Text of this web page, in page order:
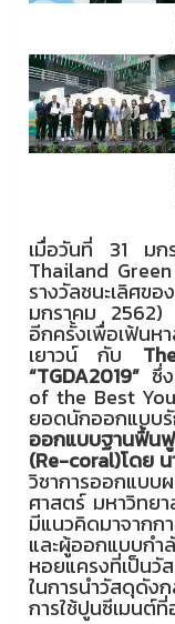
เมื่อวันที่ 31 มก
Thailand
รางวัลชนะเลิศขอ
มกราคม 2562)
อีกครั้งเพื่อเฟ้นห
เยาวน์ กับ
“TGDA2019” ซึ่
of the Best
ยอดนักออกแบบรั
ออกแบบฐานฟื้นฟู
(Re-coral)โดย
วิชาการออกแบ
ศาสตร์ มหาวิทย
มีแนวคิดมาจากก
และผู้ออกแบบกำ
หอยแครงที่เป็นวั
ในการนำวัสดุดัง
การใช้ปูนซีเมนต์ที่